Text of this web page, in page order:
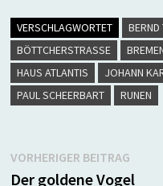
VERSCHLAGWORTET BERND
BÖTTCHERSTRASSE
HAUS ATLANTIS
JOHANN
PAUL SCHEERBART
RUNEN
VORHERIGER BEITRAG
Der goldene Vogel